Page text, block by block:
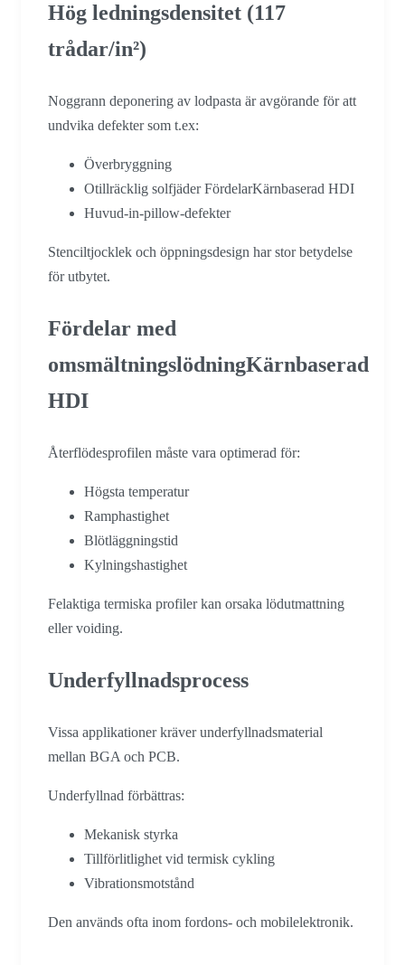
Hög ledningsdensitet (117
trådar/in²)
Noggrann deponering av lodpasta är avgörande för att
undvika defekter som t.ex:
Överbryggning
Otillräcklig solfjäder FördelarKärnbaserad HDI
Huvud-in-pillow-defekter
Stenciltjocklek och öppningsdesign har stor betydelse
för utbytet.
Fördelar med
omsmältningslödningKärnbaserad
HDI
Återflödesprofilen måste vara optimerad för:
Högsta temperatur
Ramphastighet
Blötläggningstid
Kylningshastighet
Felaktiga termiska profiler kan orsaka lödutmattning
eller voiding.
Underfyllnadsprocess
Vissa applikationer kräver underfyllnadsmaterial
mellan BGA och PCB.
Underfyllnad förbättras:
Mekanisk styrka
Tillförlitlighet vid termisk cykling
Vibrationsmotstånd
Den används ofta inom fordons- och mobilelektronik.